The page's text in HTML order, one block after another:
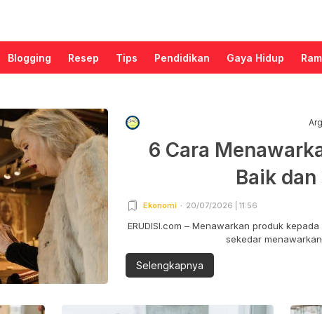
Blogging Resep Tips Pendidikan Gaya Hidup
6 Cara
Baik
Ekonomi 20/07/2026 | 11:56
ERUDISI.com – Menawarkan produk
sekedar
Selengkapnya